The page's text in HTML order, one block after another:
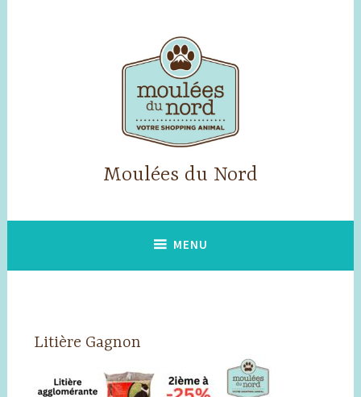
Moulées du Nord
MENU
Litière Gagnon